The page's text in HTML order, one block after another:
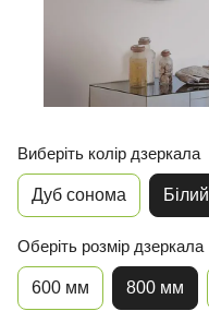
Виберіть колір дзеркала
Дуб сонома Білий
Оберіть розмір дзеркала
600 мм 800 мм